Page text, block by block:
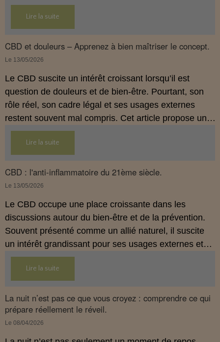
légal français impose des règles strictes : seuls les
usages externes du CBD sont autorisés. Cet article
propose une mise au point claire et accessible pour
comprendre comment le CBD s’inscrit dans une
démarche de prévention, sans ingestion et sans
Lire la suite
CBD et douleurs – Apprenez à bien maîtriser le concept.
Le 13/05/2026
Le CBD suscite un intérêt croissant lorsqu’il est
question de douleurs et de bien‑être. Pourtant, son
rôle réel, son cadre légal et ses usages externes
restent souvent mal compris. Cet article propose une
mise au point claire, moderne et conforme à la
réglementation française de 2026, afin de mieux
comprendre comment le CBD s’intègre dans une
approche globale de prévention.
Lire la suite
CBD : l'anti-inflammatoire du 21ème siècle.
Le 13/05/2026
Le CBD occupe une place croissante dans les
discussions autour du bien‑être et de la prévention.
Souvent présenté comme un allié naturel, il suscite
un intérêt grandissant pour ses usages externes et
son interaction avec le système endocannabinoïde.
Cet article propose une mise au point claire, moderne
et conforme à la réglementation française de 2026.
Lire la suite
La nuit n’est pas ce que vous croyez : comprendre ce qui
prépare réellement le réveil.
Le 08/04/2026